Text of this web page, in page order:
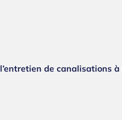
l’entretien de canalisations